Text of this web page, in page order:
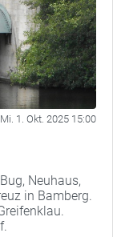
Mi. 1. Okt. 2025 15:00
Neuhaus,
in Bamberg.